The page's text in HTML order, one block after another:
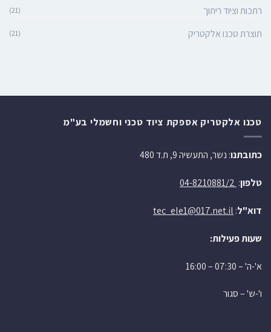
רתכות וציוד ריתוך (21)
תוצרת טכנו אלקטריק (21)
טכנו אלקטריק אספקת ציוד טכני וחשמלי בע"מ
כתובתנו: נשר, התעשיה 9, ת.ד 480
טלפון:
דוא"ל:
tec_ele1@017.net.il
שעות פעילות:
א'-ה' – 07:30 – 16:00
ו'-ש' – סגור